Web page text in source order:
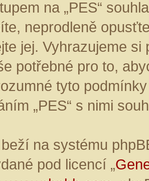
na „PES“
neprodleně
jej. Vyhrazujeme
potřebné pro to,
tyto
„PES“ s nimi
na systému
pod licencí „